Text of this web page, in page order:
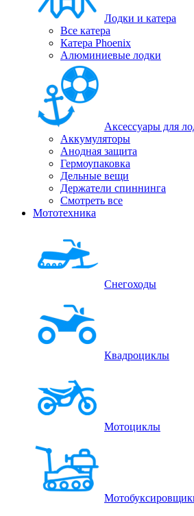
Лодки и катера
Все катера
Катера Phoenix
Алюминиевые лодки
Аксессуары для
Аккумуляторы
Анодная защита
Гермоупаковка
Дельные вещи
Держатели спиннинга
Смотреть все
Мототехника
Снегоходы
Квадроциклы
Мотоциклы